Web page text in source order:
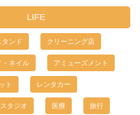
LIFE
ンド クリーニング店
・ネイル アミューズメント
ト レンタカー
タジオ 医療 旅行